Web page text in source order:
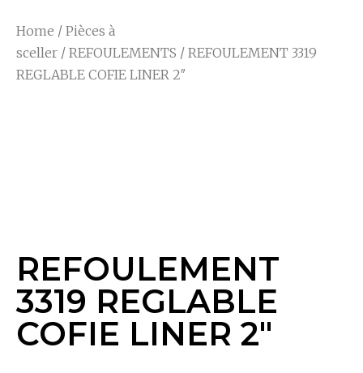
Home / Pièces à
sceller / REFOULEMENTS / REFOULEMENT 3319
REGLABLE COFIE LINER 2″
REFOULEMENT
3319 REGLABLE
COFIE LINER 2″